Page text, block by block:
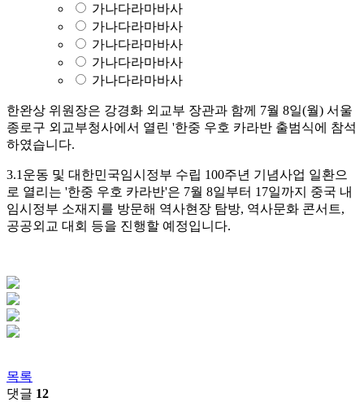
가나다라마바사
가나다라마바사
가나다라마바사
가나다라마바사
가나다라마바사
한완상 위원장은 강경화 외교부 장관과 함께 7월 8일(월) 서울
종로구 외교부청사에서 열린 '한중 우호 카라반 출범식에 참석
하였습니다.
3.1운동 및 대한민국임시정부 수립 100주년 기념사업 일환으
로 열리는 '한중 우호 카라반'은 7월 8일부터 17일까지 중국 내
임시정부 소재지를 방문해 역사현장 탐방, 역사문화 콘서트,
공공외교 대회 등을 진행할 예정입니다.
목록
댓글 12